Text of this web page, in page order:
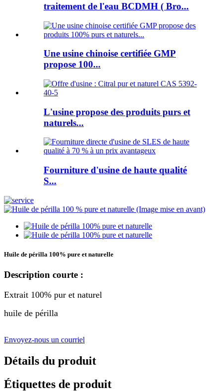
traitement de l'eau BCDMH ( Bro...
Une usine chinoise certifiée GMP
propose 100...
L'usine propose des produits purs et
naturels...
Fourniture d'usine de haute qualité
S...
Huile de périlla 100% pure et naturelle
Description courte :
Extrait 100% pur et naturel
huile de périlla
Envoyez-nous un courriel
Détails du produit
Étiquettes de produit